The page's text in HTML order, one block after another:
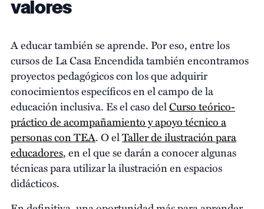
valores
A educar también se aprende. Por eso, entre los
cursos de La Casa Encendida también encontramos
proyectos pedagógicos con los que adquirir
conocimientos específicos en el campo de la
educación inclusiva. Es el caso delCurso teórico-
práctico de acompañamiento y apoyo técnico a
personas con TEA. O elTaller de ilustración para
educadores, en el que se darán a conocer algunas
técnicas para utilizar la ilustración en espacios
didácticos.